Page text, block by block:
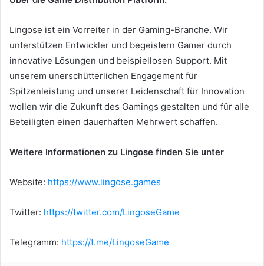
Lingose ​​ist ein Vorreiter in der Gaming-Branche. Wir
unterstützen Entwickler und begeistern Gamer durch
innovative Lösungen und beispiellosen Support. Mit
unserem unerschütterlichen Engagement für
Spitzenleistung und unserer Leidenschaft für Innovation
wollen wir die Zukunft des Gamings gestalten und für alle
Beteiligten einen dauerhaften Mehrwert schaffen.
Weitere Informationen zu Lingose ​​finden Sie unter
Website: https://www.lingose.games
Twitter: https://twitter.com/LingoseGame
Telegramm: https://t.me/LingoseGame